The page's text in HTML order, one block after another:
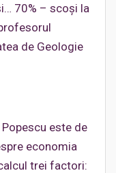
70% – scoşi la
de Geologie
este de
economia
trei factori: